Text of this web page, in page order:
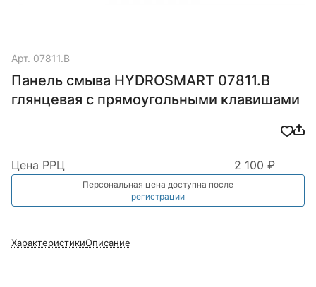
Арт. 07811.B
Панель смыва HYDROSMART 07811.B
глянцевая с прямоугольными клавишами
Цена РРЦ 2 100 ₽
Персональная цена доступна после
регистрации
ХарактеристикиОписание